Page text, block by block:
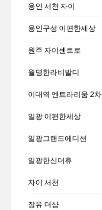
용인 서천 자이
용인구성 이편한세상
원주 자이센트로
월명한라비발디
이대역 엔트라리움 2차
일광 이편한세상
일광그랜드에디션
일광한신더휴
자이 서천
장유 더샵